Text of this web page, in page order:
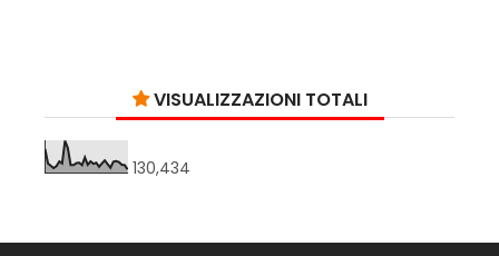
VISUALIZZAZIONI TOTALI
130,434